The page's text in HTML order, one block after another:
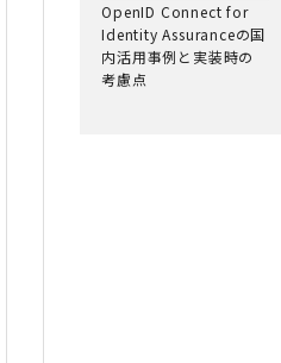
OpenID Connect for
Identity Assuranceの国
内活用事例と実装時の
考慮点